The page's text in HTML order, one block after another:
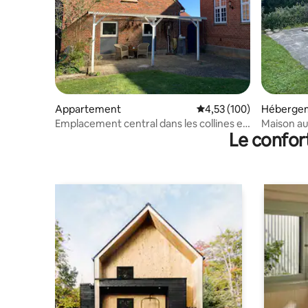
Appartement Évaluation moyenne
4,53 (100)
Emplacement central dans les collines et
Maison
de tout.
Le